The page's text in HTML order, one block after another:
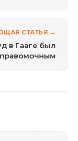
СТАТЬЯ →
в Гааге был